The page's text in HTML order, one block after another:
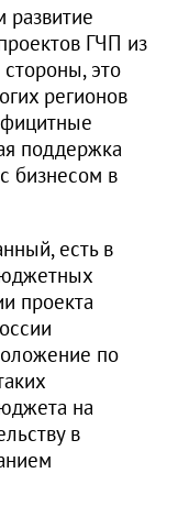
ГЧП из
это
регионов
поддержка
бизнесом в
есть в
проекта
по
на
в